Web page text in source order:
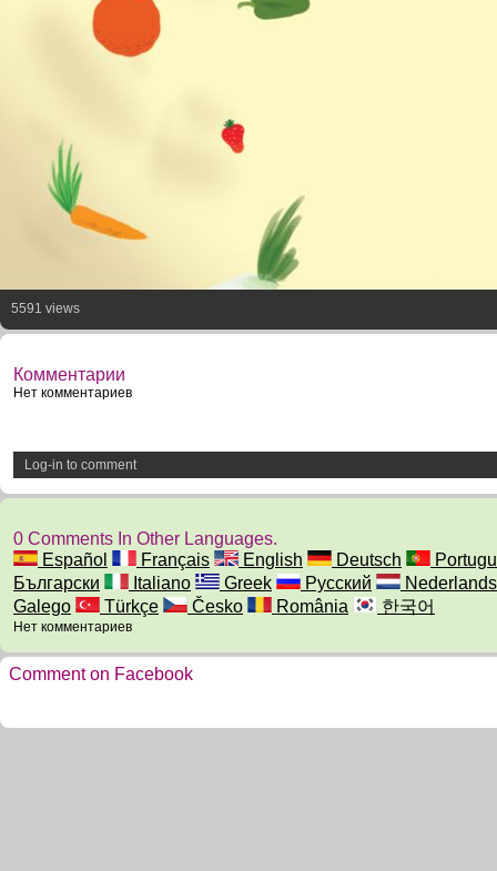
5591 views
Комментарии
Нет комментариев
Log-in to comment
0 Comments In Other Languages.
Español
Français English Deutsch
Български
Italiano Greek Русский
Nederlands
Galego
Türkçe Česko România 한국어
Нет комментариев
Comment on Facebook